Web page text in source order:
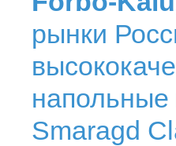
рынки
напольные
Smaragd